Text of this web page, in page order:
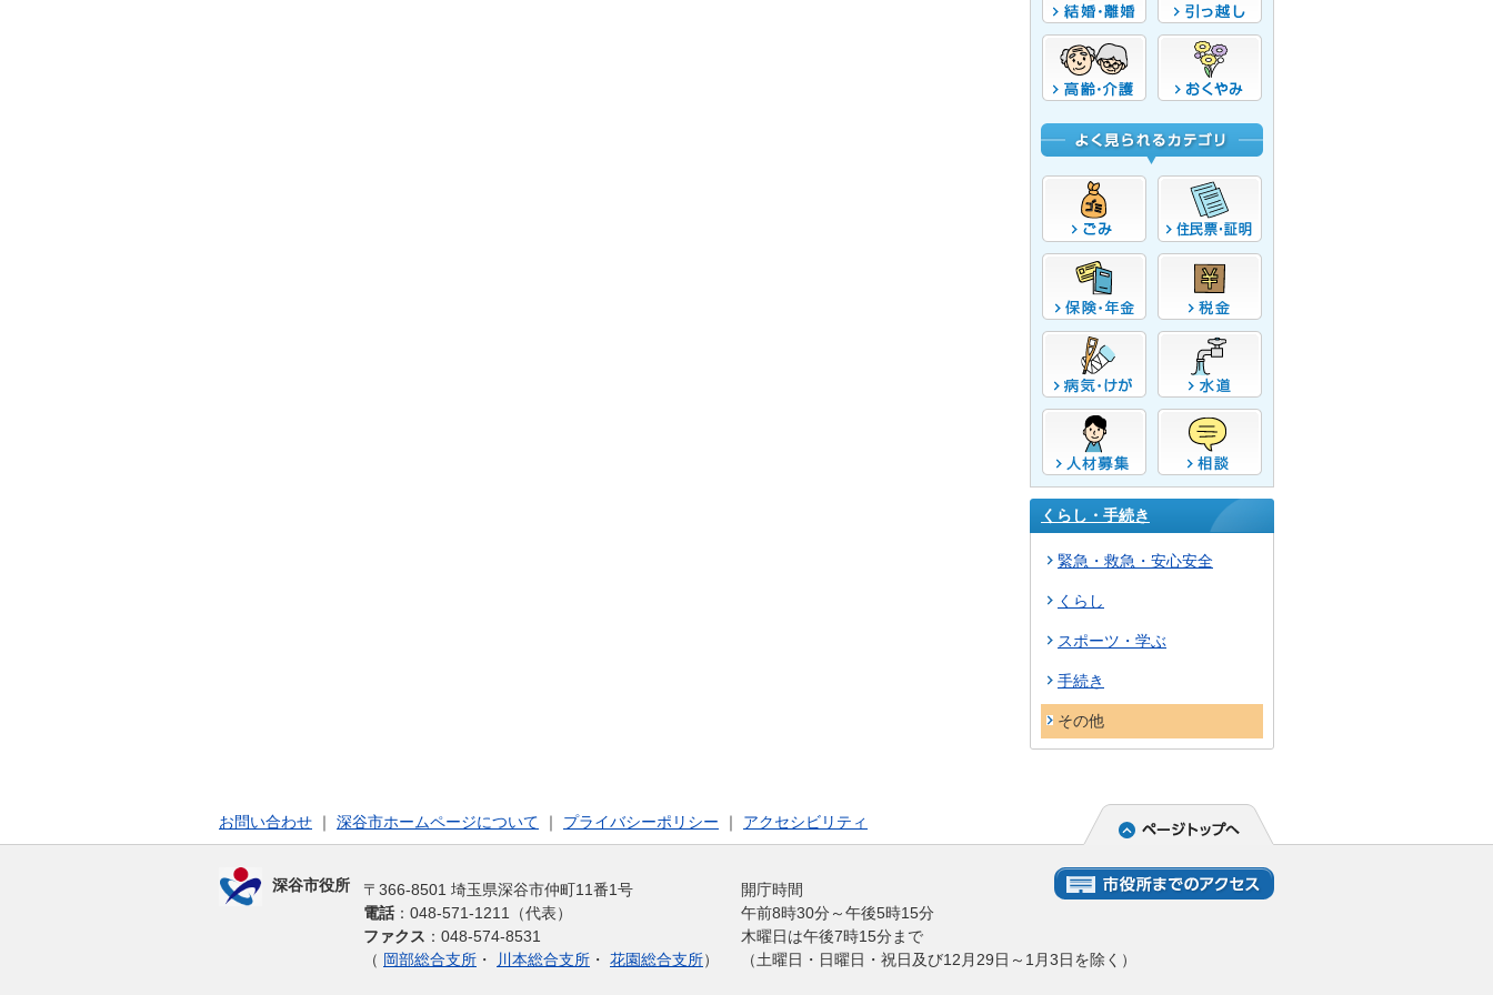
くらし・手続き
緊急・救急・安心安全
くらし
スポーツ・学ぶ
手続き
その他
お問い合わせ ｜ 深谷市ホームページについて ｜ プライバシーポリシー ｜ アクセシビリティ
深谷市役所
〒366-8501 埼玉県深谷市仲町11番1号
電話：048-571-1211（代表）
ファクス ：048-574-8531
（ 岡部総合支所 ・ 川本総合支所 ・ 花園総合支所）
開庁時間
午前8時30分～午後5時15分
木曜日は午後7時15分まで
（土曜日・日曜日・祝日及び12月29日～1月3日を除く）